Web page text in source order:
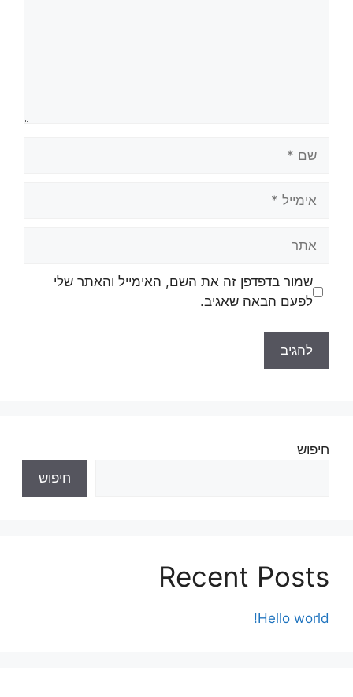
שמור בדפדפן זה את השם, האימייל והאתר שלי
לפעם הבאה שאגיב.
חיפוש
חיפוש
Recent Posts
Hello world!